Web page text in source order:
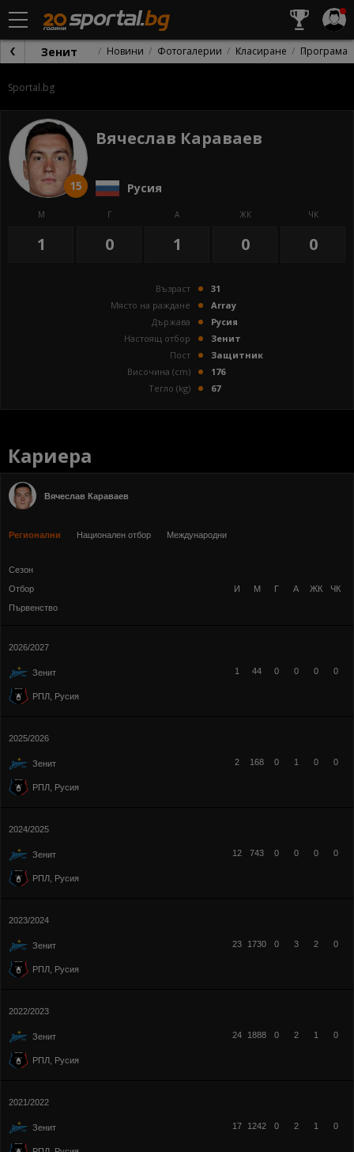
Зенит Новини Фотогалерии Класиране Програма
Sportal.bg
15
Вячеслав Караваев
Русия
М
1
Г
0
А
1
ЖК
0
ЧК
0
Възраст
31
Място на раждане
Array
Държава
Русия
Настоящ отбор
Зенит
Пост
Защитник
Височина (cm)
176
Тегло (kg)
67
Кариера
Вячеслав Караваев
Регионални Национален отбор Международни
Сезон
Отбор
Първенство
И М Г А ЖК ЧК
2026/2027
Зенит
РПЛ, Русия
1 44 0 0 0 0
2025/2026
Зенит
РПЛ, Русия
2 168 0 1 0 0
2024/2025
Зенит
РПЛ, Русия
12 743 0 0 0 0
2023/2024
Зенит
РПЛ, Русия
23 1730 0 3 2 0
2022/2023
Зенит
РПЛ, Русия
24 1888 0 2 1 0
2021/2022
Зенит 17 1242 0 2 1 0